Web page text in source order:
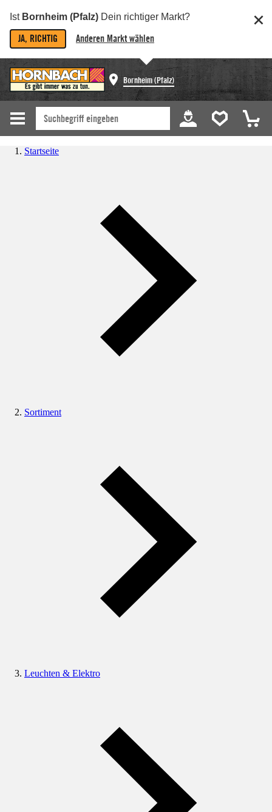
Ist Bornheim (Pfalz) Dein richtiger Markt?
JA, RICHTIG Anderen Markt wählen
Bornheim (Pfalz)
Startseite
Sortiment
Leuchten & Elektro